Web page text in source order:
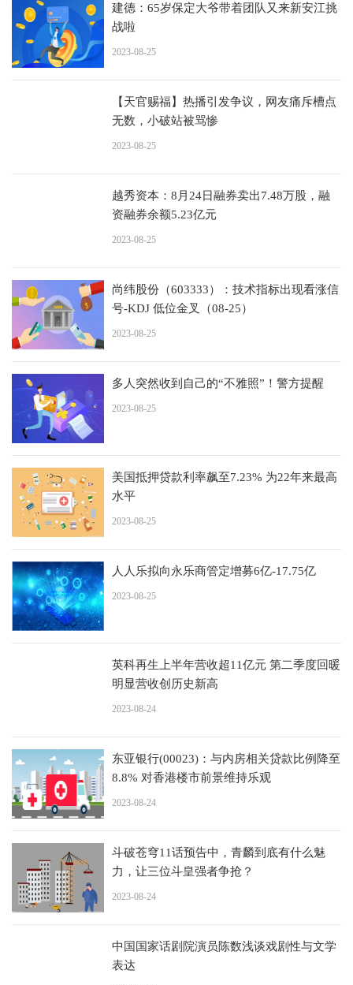
建德：65岁保定大爷带着团队又来新安江挑
战啦
2023-08-25
【天官赐福】热播引发争议，网友痛斥槽点
无数，小破站被骂惨
2023-08-25
越秀资本：8月24日融券卖出7.48万股，融
资融券余额5.23亿元
2023-08-25
尚纬股份（603333）：技术指标出现看涨信
号-KDJ 低位金叉（08-25）
2023-08-25
多人突然收到自己的“不雅照”！警方提醒
2023-08-25
美国抵押贷款利率飙至7.23% 为22年来最高
水平
2023-08-25
人人乐拟向永乐商管定增募6亿-17.75亿
2023-08-25
英科再生上半年营收超11亿元 第二季度回暖
明显营收创历史新高
2023-08-24
东亚银行(00023)：与内房相关贷款比例降至
8.8% 对香港楼市前景维持乐观
2023-08-24
斗破苍穹11话预告中，青麟到底有什么魅
力，让三位斗皇强者争抢？
2023-08-24
中国国家话剧院演员陈数浅谈戏剧性与文学
表达